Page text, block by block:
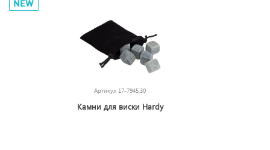
Артикул 17-7945.30
Камни для виски Hardy